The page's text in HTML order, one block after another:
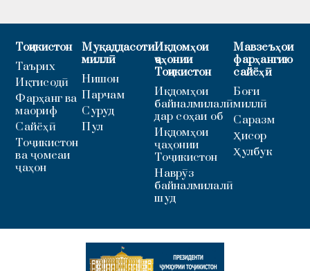
Тоҷикистон
Таърих
Иқтисодӣ
Фарҳанг ва
маориф
Сайёҳӣ
Тоҷикистон
ва ҷомеаи
ҷаҳон
Муқаддасоти
миллӣ
Нишон
Парчам
Суруд
Пул
Иқдомҳои
ҷаҳонии
Тоҷикистон
Иқдомҳои
байналмилалӣ
дар соҳаи об
Иқдомҳои
ҷаҳонии
Тоҷикистон
Наврӯз
байналмилалӣ
шуд
Мавзеъҳои
фарҳангию
сайёҳӣ
Боғи
миллӣ
Саразм
Ҳисор
Ҳулбук